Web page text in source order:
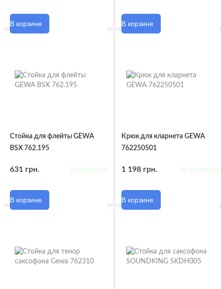
В корзине В корзине
Стойка для флейты GEWA
BSX 762.195
631 грн. В наявності
В корзине
Крюк для кларнета GEWA
762250501
1 198 грн. В наявності
В корзине